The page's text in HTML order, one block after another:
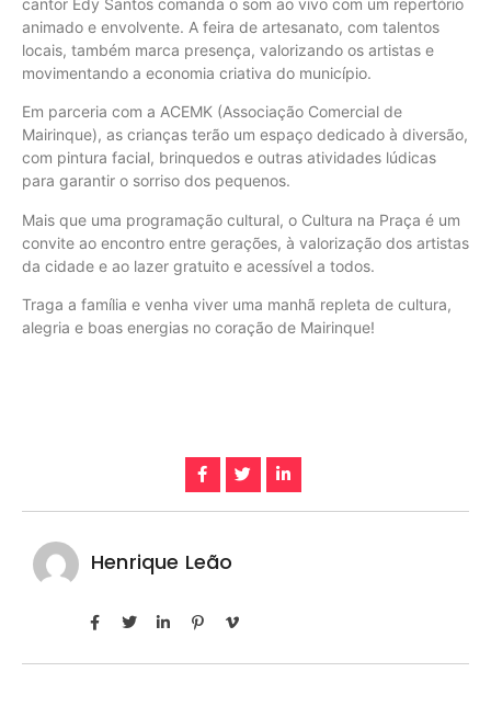
animado e envolvente. A feira de artesanato, com talentos
locais, também marca presença, valorizando os artistas e
movimentando a economia criativa do município.
Em parceria com a ACEMK (Associação Comercial de
Mairinque), as crianças terão um espaço dedicado à diversão,
com pintura facial, brinquedos e outras atividades lúdicas
para garantir o sorriso dos pequenos.
Mais que uma programação cultural, o Cultura na Praça é um
convite ao encontro entre gerações, à valorização dos artistas
da cidade e ao lazer gratuito e acessível a todos.
Traga a família e venha viver uma manhã repleta de cultura,
alegria e boas energias no coração de Mairinque!
Henrique Leão